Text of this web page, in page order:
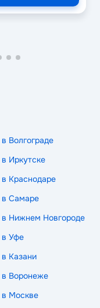
Волгограде
Иркутске
Краснодаре
Самаре
Нижнем Новгороде
Уфе
Казани
Воронеже
Москве